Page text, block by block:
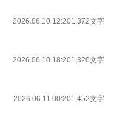
2026.06.10 12:201,372文字
2026.06.10 18:201,320文字
2026.06.11 00:201,452文字